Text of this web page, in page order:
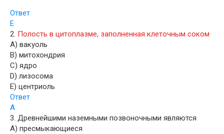
Ответ
E
2. Полость в цитоплазме, заполненная клеточным соком
A) вакуоль
B) митохондрия
C) ядро
D) лизосома
E) центриоль
Ответ
A
3. Древнейшими наземными позвоночными являются
A) пресмыкающиеся